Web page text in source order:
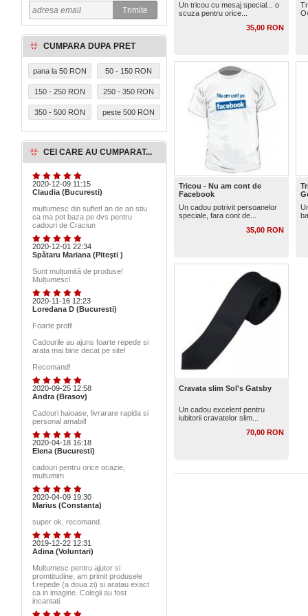
CUMPARA DUPA PRET
pana la 50 RON 50 - 150 RON
150 - 250 RON 250 - 350 RON
350 - 500 RON peste 500 RON
CEI CARE AU CUMPARAT...
2020-12-09 11:15
Claudia (Bucuresti)
multumesc din suflet! an de an stiu
ca ma pot baza pe dvs pentru
cadouri de Craciun
2020-12-01 22:34
Spătaru Mariana (Piteşti )
Sunt mulțumită de produse!
Mulțumesc!
2020-11-16 12:23
Loredana D (Bucuresti)
Foarte profi!
Cadourile au ajuns foarte repede si
arata mai bine decat pe site!
Recomand!
2020-09-25 12:58
Andra (Brasov)
Cadouri haioase, livrarare rapida si
personal amabil!
2020-04-18 16:18
Elena (Bucuresti)
cadouri pentru orice ocazie,
multumim
2020-04-09 19:30
Marius (Constanta)
super ok, recomand.
2019-12-22 12:31
Adina (Voluntari)
Multumesc pentru ajutor si
promtitudine, am primit produsele
f.repede (a doua zi) si aratau exact
ca in imagine. Colegii au fost
incantati.
Un tricou cu mesaj special... o
scuza pentru orice...
35,00 RON
Tricou - Nu am cont de
Facebook
Un cadou potrivit persoanelor
speciale, fara cont de...
35,00 RON
Cravata slim Sol's Gatsby
Un cadou excelent pentru
iubitorii cravatelor slim...
70,00 RON